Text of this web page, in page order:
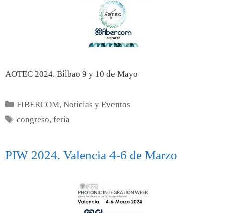
AOTEC 2024. Bilbao 9 y 10 de Mayo
FIBERCOM,Noticias y Eventos
congreso,feria
PIW 2024. Valencia 4-6 de Marzo